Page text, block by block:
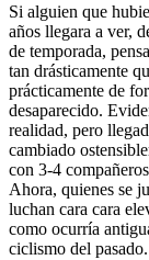
Si alguien que
años llegara a ver,
de temporada,
tan drásticamente
prácticamente de
desaparecido.
realidad, pero
cambiado
con 3-4
Ahora, quienes se
luchan cara cara
como ocurría
ciclismo del pasado.